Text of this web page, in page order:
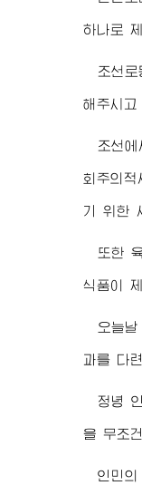
하나로
조선
해주시고
조선
회주의
기 위한
또한
식품이
오늘
과를 다
정녕
을 무조
인민